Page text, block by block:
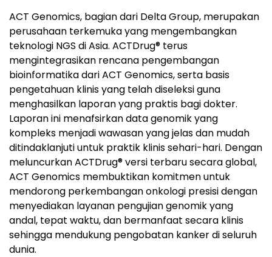
ACT Genomics, bagian dari Delta Group, merupakan
perusahaan terkemuka yang mengembangkan
teknologi NGS di Asia. ACTDrug® terus
mengintegrasikan rencana pengembangan
bioinformatika dari ACT Genomics, serta basis
pengetahuan klinis yang telah diseleksi guna
menghasilkan laporan yang praktis bagi dokter.
Laporan ini menafsirkan data genomik yang
kompleks menjadi wawasan yang jelas dan mudah
ditindaklanjuti untuk praktik klinis sehari-hari. Dengan
meluncurkan ACTDrug® versi terbaru secara global,
ACT Genomics membuktikan komitmen untuk
mendorong perkembangan onkologi presisi dengan
menyediakan layanan pengujian genomik yang
andal, tepat waktu, dan bermanfaat secara klinis
sehingga mendukung pengobatan kanker di seluruh
dunia.